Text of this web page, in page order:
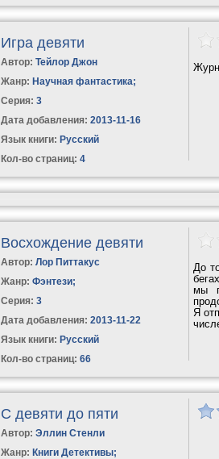
Игра девяти
Автор:Тейлор Джон
Жанр: Научная фантастика;
Серия:3
Дата добавления: 2013-11-16
Язык книги: Русский
Кол-во страниц: 4
Восхождение девяти
Автор:Лор Питтакус
Жанр: Фэнтези;
Серия:3
Дата добавления: 2013-11-22
Язык книги: Русский
Кол-во страниц: 66
До
мы
Я
С девяти до пяти
Автор:Эллин Стенли
Жанр: Книги Детективы;